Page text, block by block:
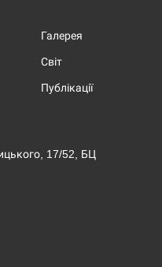
Галерея
Світ
Публікації
17/52, БЦ